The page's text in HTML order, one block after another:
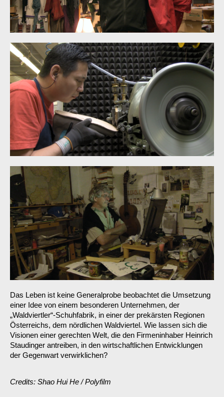
Das Leben ist keine Generalprobe beobachtet die Umsetzung
einer Idee von einem besonderen Unternehmen, der
„Waldviertler“-Schuhfabrik, in einer der prekärsten Regionen
Österreichs, dem nördlichen Waldviertel. Wie lassen sich die
Visionen einer gerechten Welt, die den Firmeninhaber Heinrich
Staudinger antreiben, in den wirtschaftlichen Entwicklungen
der Gegenwart verwirklichen?
Credits: Shao Hui He / Polyfilm